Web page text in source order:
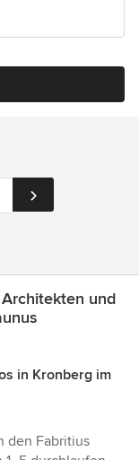
und
in Kronberg im
den Fabritius